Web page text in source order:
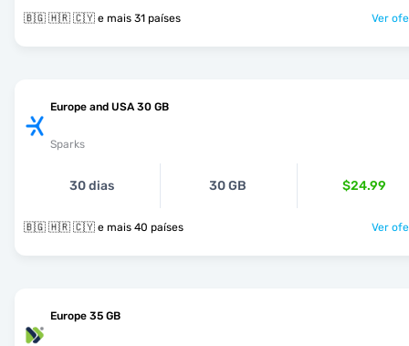
🇧🇬 🇭🇷 🇨🇾 e mais 31 países Ver
Europe and USA 30 GB
Sparks
30 dias 30 GB $24.99
🇧🇬 🇭🇷 🇨🇾 e mais 40 países Ver
Europe 35 GB